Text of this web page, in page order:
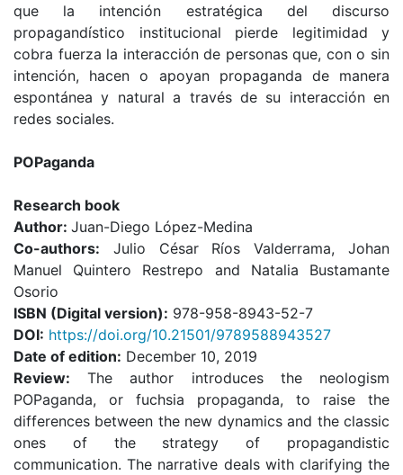
que la intención estratégica del discurso
propagandístico institucional pierde legitimidad y
cobra fuerza la interacción de personas que, con o sin
intención, hacen o apoyan propaganda de manera
espontánea y natural a través de su interacción en
redes sociales.
POPaganda
Research book
Author: Juan-Diego López-Medina
Co-authors: Julio César Ríos Valderrama, Johan
Manuel Quintero Restrepo and Natalia Bustamante
Osorio
ISBN (Digital version): 978-958-8943-52-7
DOI: https://doi.org/10.21501/9789588943527
Date of edition: December 10, 2019
Review: The author introduces the neologism
POPaganda, or fuchsia propaganda, to raise the
differences between the new dynamics and the classic
ones of the strategy of propagandistic
communication. The narrative deals with clarifying the